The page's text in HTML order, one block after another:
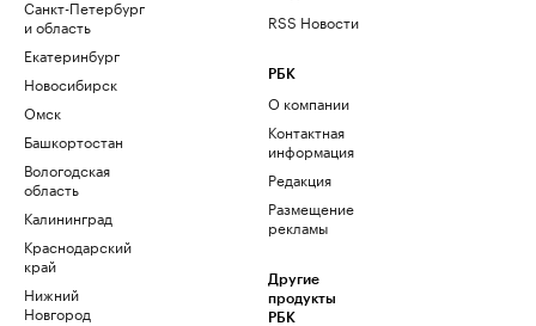
Санкт-Петербург
и область
Екатеринбург
Новосибирск
Омск
Башкортостан
Вологодская
область
Калининград
Краснодарский
край
Нижний
Новгород
RSS Новости
РБК
О компании
Контактная
информация
Редакция
Размещение
рекламы
Другие
продукты
РБК